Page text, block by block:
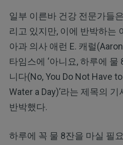
일부 이른바 건강 전문가들
리고 있지만, 이에 반박하는
아과 의사 애런 E. 캐럴
타임스에 ‘아니요, 하루에
니다(No, You Do Not Have
Water a Day)’라는 제목의
반박했다.
하루에 꼭 물 8잔을 마실 필